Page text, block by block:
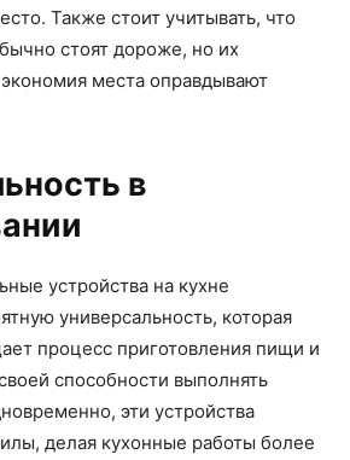
Также стоит учитывать, что
стоят дороже, но их
места оправдывают
в
устройства на кухне
универсальность, которая
процесс приготовления пищи и
способности выполнять
эти устройства
делая кухонные работы более